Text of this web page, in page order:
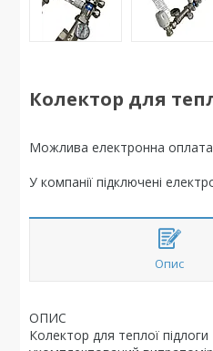
Колектор для
У компанії підключені
Опис
ОПИС
Колектор для теплої